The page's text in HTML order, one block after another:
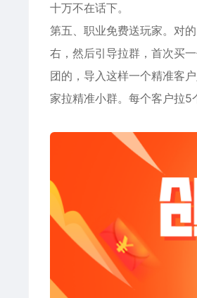
十万不在话下。
第五、职业免费送玩家。对
右，然后引导拉群，首次买
团的，导入这样一个精准客
家拉精准小群。每个客户拉5